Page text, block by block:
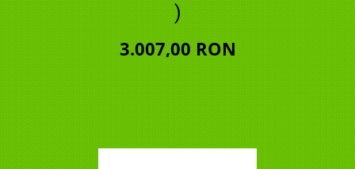
)
3.007,00 RON